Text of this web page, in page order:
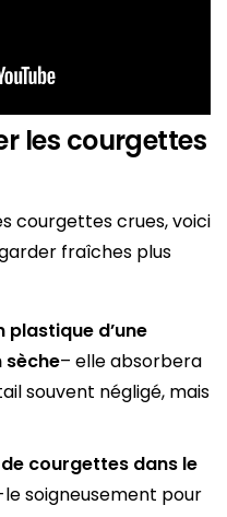
les courgettes
courgettes crues, voici
fraîches plus
plastique d’une
sèche– elle absorbera
souvent négligé, mais
courgettes dans le
soigneusement pour